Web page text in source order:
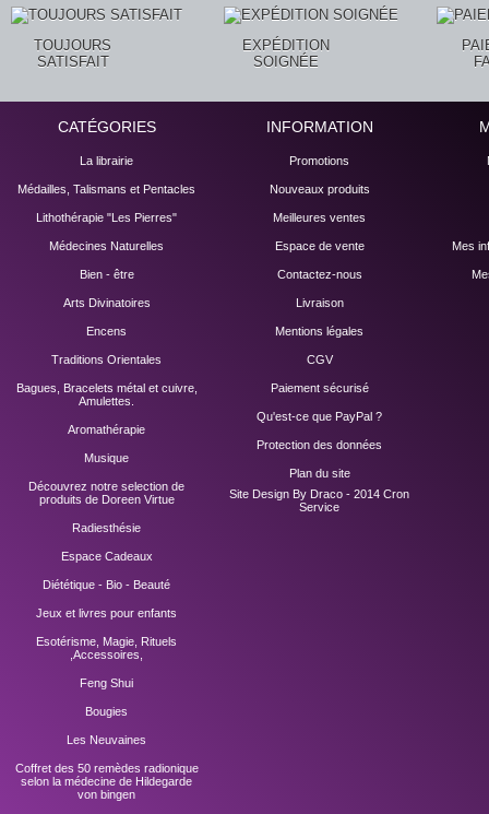
TOUJOURS
SATISFAIT
EXPÉDITION
SOIGNÉE
CATÉGORIES
La librairie
Médailles, Talismans et Pentacles
Lithothérapie "Les Pierres"
Médecines Naturelles
Bien - être
Arts Divinatoires
Encens
Traditions Orientales
Bagues, Bracelets métal et cuivre,
Amulettes.
Aromathérapie
Musique
Découvrez notre selection de
produits de Doreen Virtue
Radiesthésie
Espace Cadeaux
Diététique - Bio - Beauté
Jeux et livres pour enfants
Esotérisme, Magie, Rituels
,Accessoires,
Feng Shui
Bougies
Les Neuvaines
Coffret des 50 remèdes radionique
selon la médecine de Hildegarde
von bingen
INFORMATION
Promotions
Nouveaux produits
Meilleures ventes
Espace de vente
Contactez-nous
Livraison
Mentions légales
CGV
Paiement sécurisé
Qu'est-ce que PayPal ?
Protection des données
Plan du site
Site Design By Draco - 2014 Cron
Service
Mes